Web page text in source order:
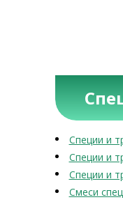
Специи и
Специи и
Специи и
Смеси